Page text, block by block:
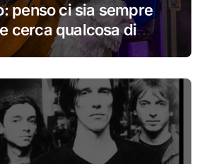
penso ci sia sempre
cerca qualcosa di